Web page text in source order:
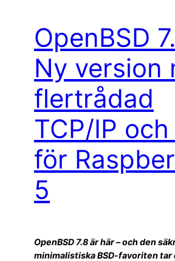
OpenBSD
Ny version
flertrådad
TCP/IP
för
5
OpenBSD 7.8 är här – och den
minimalistiska BSD-favoriten